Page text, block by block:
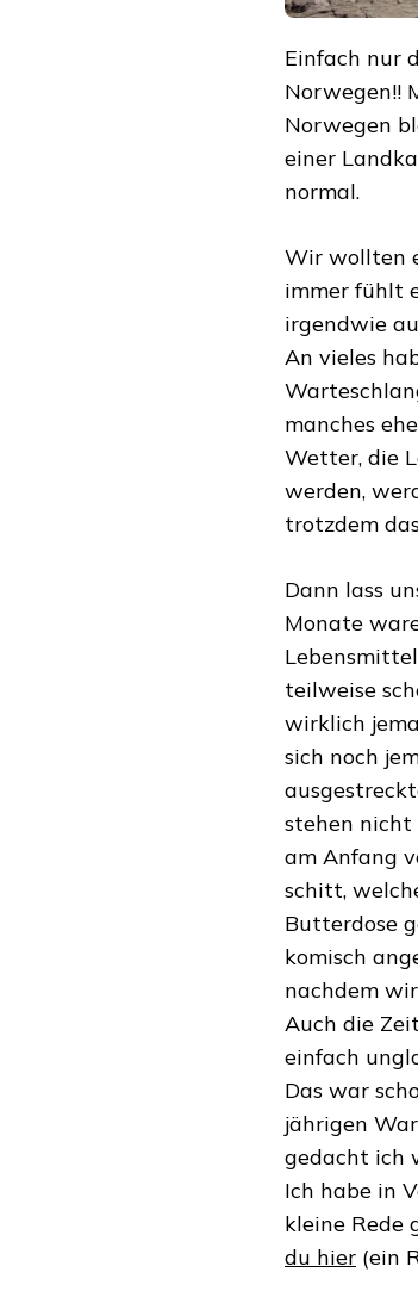
Einfach nur
Norwegen!!
Norwegen
einer
normal.
Wir wollten
immer fühlt
irgendwie
An vieles
manches
Wetter, die
werden,
trotzdem
Dann lass
Monate
teilweise
wirklich
sich noch
stehen nicht
am Anfang
schitt,
Butterdose
komisch
nachdem
Auch die
einfach
Das war
jährigen
gedacht ich
Ich habe in
kleine Rede
du hier (ein